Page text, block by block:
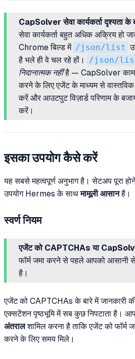
CapSolver सेवा कार्यकर्ता दृश्यता के
सेवा कार्यकर्ता बहुत अधिक अक्रिय हो
Chrome बिल्ड में /json/list
है भले ही वे चल रहे हों।
/json/
निदानात्मक नहींहै — CapSolver काम
करने के लिए एजेंट के माध्यम से
करें और आउटपुट विज़ार्ड परिणाम के
करें।
इसका उपयोग कैसे करें
यह सबसे महत्वपूर्ण अनुभाग है। सेटअप पूरा
उपयोग Hermes के साथमामूली आसानहै।
स्वर्ण नियम
एजेंट को CAPTCHAs या
फॉर्म जमा करने से पहले आपको आसानी
है।
एजेंट को CAPTCHAs के बारे में जानकारी
एक्सटेंशन पृष्ठभूमि में सब कुछ निपटाता है।
अंतरालशामिल करना है ताकि एजेंट को फॉर्म
करने के लिए समय मिले।